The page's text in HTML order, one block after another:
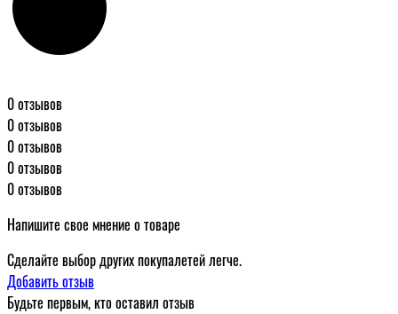
0 отзывов
0 отзывов
0 отзывов
0 отзывов
0 отзывов
Напишите свое мнение о товаре
Сделайте выбор других покупалетей легче.
Добавить отзыв
Будьте первым, кто оставил отзыв